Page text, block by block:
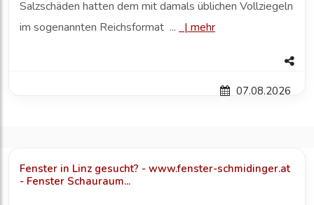
Salzschäden hatten dem mit damals üblichen Vollziegeln
im sogenannten Reichsformat ...
| mehr
07.08.2026
Fenster in Linz gesucht? - www.fenster-schmidinger.at
- Fenster Schauraum...